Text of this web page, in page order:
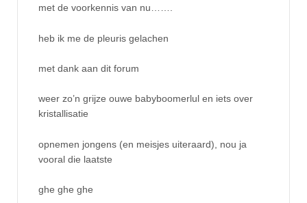
met de voorkennis van nu…….
heb ik me de pleuris gelachen
met dank aan dit forum
weer zo’n grijze ouwe babyboomerlul en iets over
kristallisatie
opnemen jongens (en meisjes uiteraard), nou ja
vooral die laatste
ghe ghe ghe